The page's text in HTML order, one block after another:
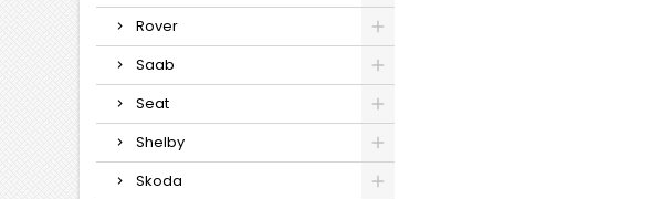
Rover
Saab
Seat
Shelby
Skoda